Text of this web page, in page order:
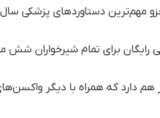
دستاوردهای پزشکی سال ۲۰۲۳ لقب گرفت.
رایگان برای تمام شیرخواران
هم دارد که همراه با دیگر